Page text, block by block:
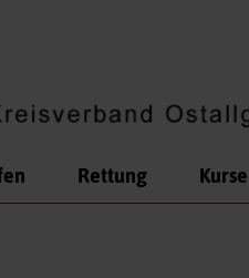
Rettung Kurse